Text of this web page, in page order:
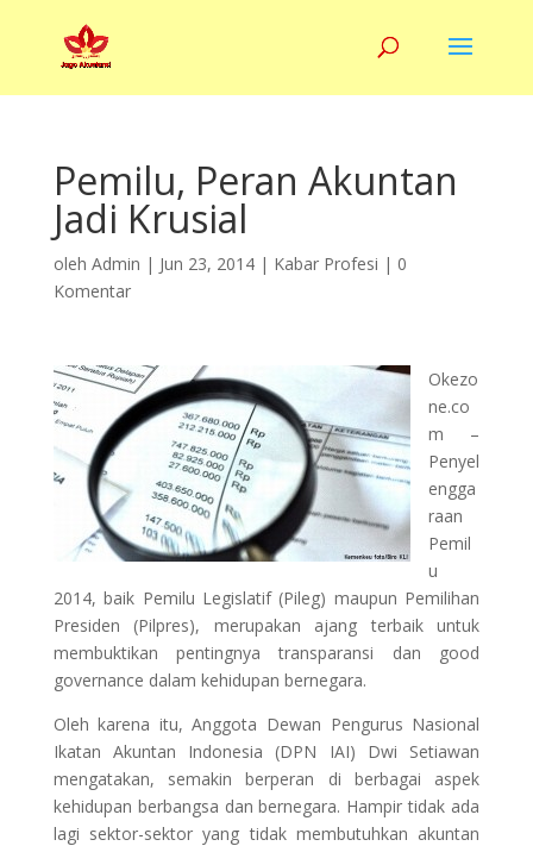
Pemilu, Peran Akuntan
Jadi Krusial
oleh Admin | Jun 23, 2014| Kabar Profesi | 0
Komentar
Okezo
ne.co
m –
Penyel
engga
raan
Pemil
u
2014, baik Pemilu Legislatif (Pileg) maupun Pemilihan
Presiden (Pilpres), merupakan ajang terbaik untuk
membuktikan pentingnya transparansi dan good
governance dalam kehidupan bernegara.
Oleh karena itu, Anggota Dewan Pengurus Nasional
Ikatan Akuntan Indonesia (DPN IAI) Dwi Setiawan
mengatakan, semakin berperan di berbagai aspek
kehidupan berbangsa dan bernegara. Hampir tidak ada
lagi sektor-sektor yang tidak membutuhkan akuntan